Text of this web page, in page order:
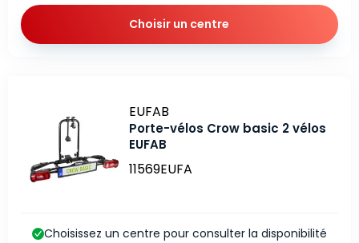
Choisir un centre
Marque
EUFAB
Porte-vélos Crow basic 2 vélos
EUFAB
11569EUFA
Choisissez un centre pour consulter la disponibilité